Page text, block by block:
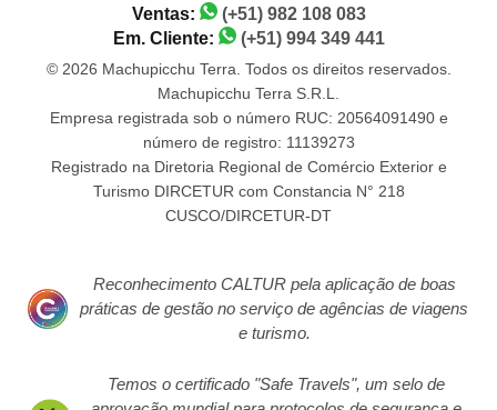
Ventas:
(+51) 982 108 083
Em. Cliente:
(+51) 994 349 441
© 2026 Machupicchu Terra. Todos os direitos reservados.
Machupicchu Terra S.R.L.
Empresa registrada sob o número RUC: 20564091490 e
número de registro: 11139273
Registrado na Diretoria Regional de Comércio Exterior e
Turismo DIRCETUR com Constancia N° 218
CUSCO/DIRCETUR-DT
Reconhecimento CALTUR pela aplicação de boas
práticas de gestão no serviço de agências de viagens
e turismo.
Temos o certificado "Safe Travels", um selo de